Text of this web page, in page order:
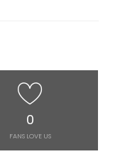
0
FANS LOVE US